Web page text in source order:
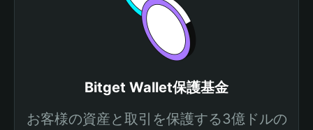
Bitget Wallet保護基金
お客様の資産と取引を保護する3億ドルの